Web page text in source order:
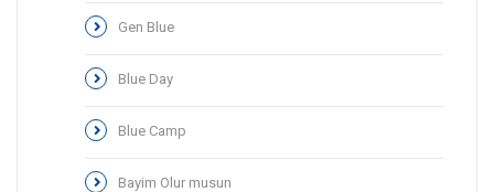
Gen Blue
Blue Day
Blue Camp
Bayim Olur musun